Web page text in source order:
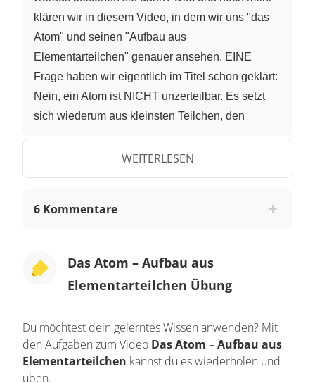
klären wir in diesem Video, in dem wir uns "das
Atom" und seinen "Aufbau aus
Elementarteilchen" genauer ansehen. EINE
Frage haben wir eigentlich im Titel schon geklärt:
Nein, ein Atom ist NICHT unzerteilbar. Es setzt
sich wiederum aus kleinsten Teilchen, den
"Protonen", "Elektronen", und "Neutronen". Sie
sitzen allerdings NICHT alle auf einem Haufen,
bilden den Atom-KERN, Elektronen schwirren in
Frage beantworten: Atome sind NICHT alle
gleich! Die Atome verschiedener Stoffe sind aus
Elementarteilchen zusammengesetzt. Ein
"Wasserstoff-Atom" besteht beispielsweise nur
WEITERLESEN
6 Kommentare
Das Atom – Aufbau aus
Elementarteilchen Übung
Du möchtest dein gelerntes Wissen anwenden? Mit
den Aufgaben zum Video Das Atom – Aufbau aus
Elementarteilchen kannst du es wiederholen und
üben.